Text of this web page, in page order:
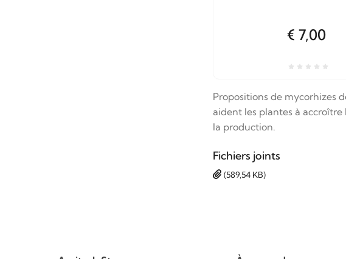
€ 7,00
Propositions de mycorhizes
aident les plantes à
la production.
Fichiers joints
(589,54 KB)